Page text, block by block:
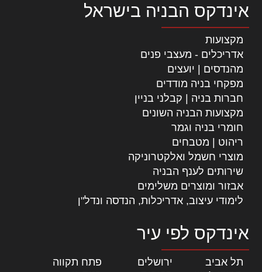
אינדקס הבניה בישראל
מקצועות
אדריכלים - מעצבי פנים
מהנדסים | יועצים
מפקחי בניה מודדים
חברות בניה | קבלני בניין
מקצועות הבניה השונים
חומרי בניה וגמר
ריהוט | מטבחים
מוצרי חשמל ואלקטרוניקה
שירותים לענף הבניה
אבזור ומוצרים משלימים
לימודי עיצוב, אדריכלות, הנדסה ונדל"ן
אינדקס לפי עיר
תל אביב ירושלים פתח תקווה